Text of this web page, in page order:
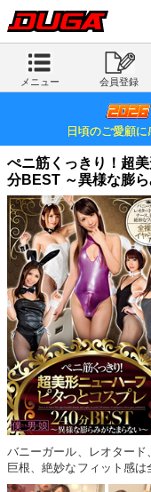
メニュー 会員登録
日頃のご愛顧
ぺニ筋くっきり！超
分BEST ～異様な膨
バニーガール、レオター
巨根、絶妙なフィット感
装は異様な膨らみのせい